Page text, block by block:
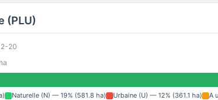
(PLU)
20
Naturelle (N) — 19% (581.8 ha) Urbaine (U) — 12% (361.1 ha)
A